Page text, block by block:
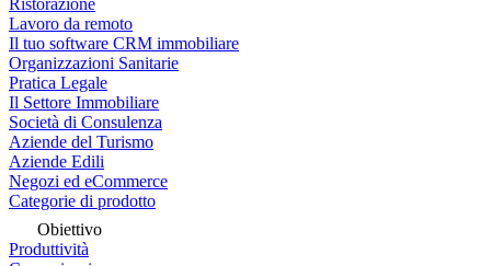
Ristorazione
Lavoro da remoto
Il tuo software CRM immobiliare
Organizzazioni Sanitarie
Pratica Legale
Il Settore Immobiliare
Società di Consulenza
Aziende del Turismo
Aziende Edili
Negozi ed eCommerce
Categorie di prodotto
Obiettivo
Produttività